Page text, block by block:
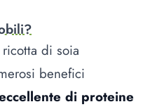
di soia
benefici
di proteine